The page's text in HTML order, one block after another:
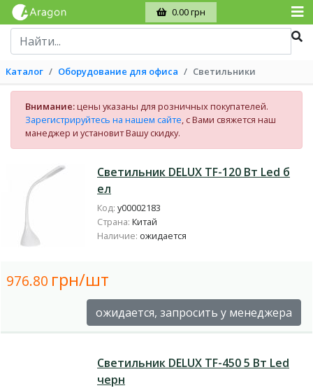
0.00 грн
Каталог Оборудование для офиса Светильники
Внимание:цены указаны для розничных покупателей.
Зарегистрируйтесь на нашем сайте, с Вами свяжется наш
манеджер и установит Вашу скидку.
Светильник DELUX TF-120 Вт Led б
ел
Код: у00002183
Страна: Китай
Наличие: ожидается
976.80 грн/шт
ожидается, запросить у менеджера
Светильник DELUX TF-450 5 Вт Led
черн